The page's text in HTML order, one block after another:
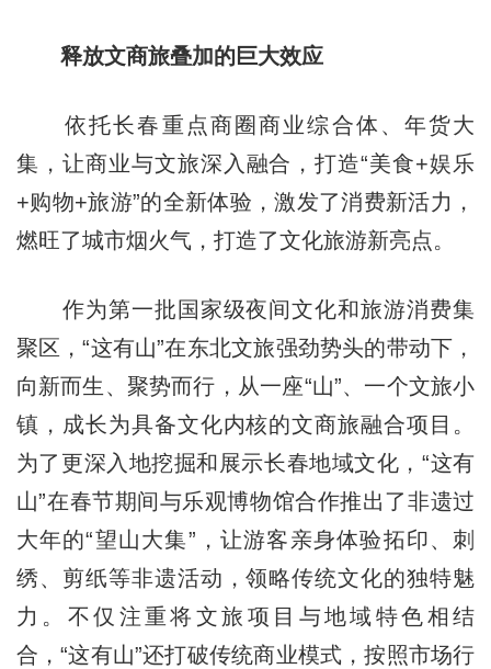
释放文商旅叠加的巨大效应
依托长春重点商圈商业综合体、年货大
集，让商业与文旅深入融合，打造“美食+娱乐
+购物+旅游”的全新体验，激发了消费新活力，
燃旺了城市烟火气，打造了文化旅游新亮点。
作为第一批国家级夜间文化和旅游消费集
聚区，“这有山”在东北文旅强劲势头的带动下，
向新而生、聚势而行，从一座“山”、一个文旅小
镇，成长为具备文化内核的文商旅融合项目。
为了更深入地挖掘和展示长春地域文化，“这有
山”在春节期间与乐观博物馆合作推出了非遗过
大年的“望山大集”，让游客亲身体验拓印、刺
绣、剪纸等非遗活动，领略传统文化的独特魅
力。不仅注重将文旅项目与地域特色相结
合，“这有山”还打破传统商业模式，按照市场行